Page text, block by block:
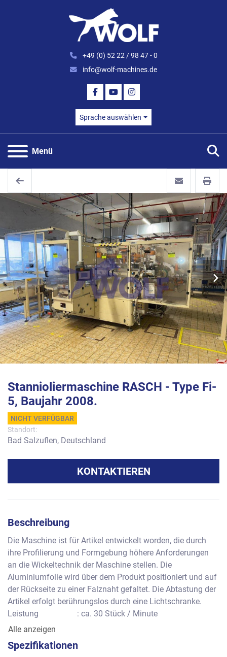
+49 (0) 52 22 / 98 47 - 0
info@wolf-machines.de
FACEBOOK
YOUTUBEINSTAGRAM
Sprache auswählen
Menü
Stannioliermaschine RASCH - Type Fi-
5, Baujahr 2008.
NICHT VERFÜGBAR
Standort:
Bad Salzuflen, Deutschland
KONTAKTIEREN
Beschreibung
Die Maschine ist für Artikel entwickelt worden, die durch
ihre Profilierung und Formgebung höhere Anforderungen
an die Wickeltechnik der Maschine stellen. Die
Aluminiumfolie wird über dem Produkt positioniert und auf
der Rückseite zu einer Falznaht gefaltet. Die Abtastung der
Artikel erfolgt berührungslos durch eine Lichtschranke.
Leistung                   : ca. 30 Stück / Minute
Produkthöhe            : ca. 120 - 180 mm
Folienbreite              : ca. 150 - 350 mm
Alle anzeigen
Spezifikationen